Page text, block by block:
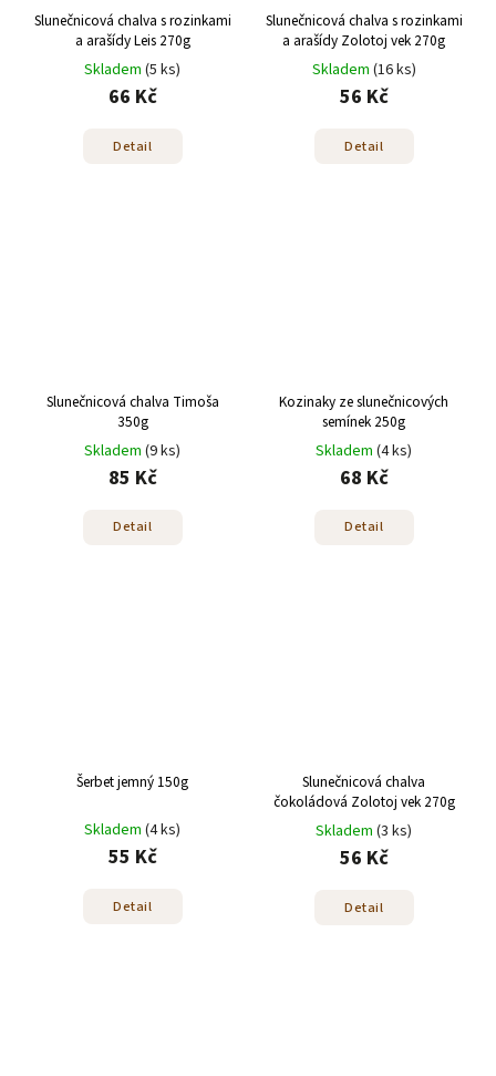
Slunečnicová chalva s rozinkami
a arašídy Leis 270g
Skladem (5 ks)
66 Kč
Detail
Slunečnicová chalva s rozinkami
a arašídy Zolotoj vek 270g
Skladem (16 ks)
56 Kč
Detail
Slunečnicová chalva Timoša
350g
Skladem (9 ks)
85 Kč
Detail
Kozinaky ze slunečnicových
semínek 250g
Skladem (4 ks)
68 Kč
Detail
Šerbet jemný 150g
Skladem (4 ks)
55 Kč
Detail
Slunečnicová chalva
čokoládová Zolotoj vek 270g
Skladem (3 ks)
56 Kč
Detail